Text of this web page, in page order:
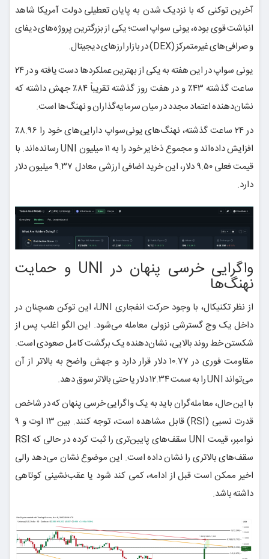
آخرین توکنی که با نزدیک شدن به پایان تعطیلی دولت آمریکا شاهد
انباشت قوی بوده، یونی سواپ است؛ یکی از بزرگترین پروژه‌های دیفای
و صرافی‌های غیرمتمرکز (DEX) در بازار ارزهای دیجیتال.
یونی سواپ در این هفته به یکی از بهترین عملکردها دست یافته و در ۲۴
ساعت گذشته ۴۳٪ و در هفت روز گذشته تقریباً ۸۴٪ جهش داشته که
نشان‌دهنده اعتماد مجدد در میان سرمایه‌گذاران و نهنگ‌ها است.
در ۲۴ ساعت گذشته، نهنگ‌های یونی‌سواپ دارایی‌های خود را ۸.۹۶٪
افزایش داده‌اند و مجموع ذخایر خود را به ۱۱ میلیون UNI رسانده‌اند. با
قیمت فعلی ۹.۵۰ دلار، این خرید اضافی ارزشی معادل ۹.۳۷ میلیون دلار
دارد.
واگرایی خرسی پنهان در UNI و حمایت
نهنگ‌ها
از نظر تکنیکال، با وجود حرکت انفجاری UNI، این توکن همچنان در
داخل یک وج گسترشی نزولی معامله می‌شود. این الگو اغلب پس از
شکستن خط روند بالایی، نشان‌دهنده یک برگشت کامل صعودی است.
مقاومت فوری در ۱۰.۷۷ دلار قرار دارد و جهش واضح به بالاتر از آن
می‌تواند UNI را به سمت ۱۲.۳۴ دلار یا حتی بالاتر سوق دهد.
با این حال، معامله‌گران باید به یک واگرایی خرسی پنهان که در شاخص
قدرت نسبی (RSI) قابل مشاهده است، توجه کنند. بین ۱۳ اوت و ۹
نوامبر، قیمت UNI سقف‌های پایین‌تری را ثبت کرده در حالی که RSI
سقف‌های بالاتری را نشان داده است. این موضوع نشان می‌دهد رالی
اخیر ممکن است قبل از ادامه، کمی کند شود یا عقب‌نشینی کوتاهی
داشته باشد.